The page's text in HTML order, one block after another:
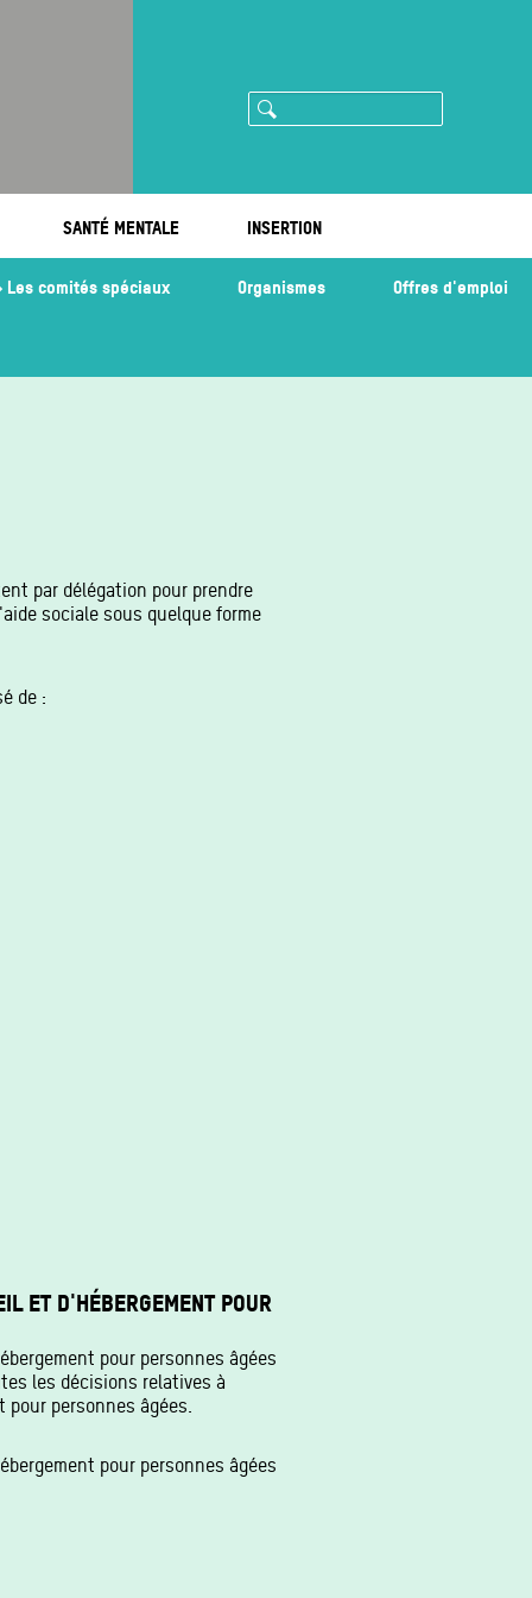
Rechercher
SANTÉ MENTALE INSERTION
Les comités spéciaux Organismes Offres d'emploi
par délégation pour prendre
sociale sous quelque forme
de :
ET D'HÉBERGEMENT POUR
pour personnes âgées
les décisions relatives à
personnes âgées.
pour personnes âgées